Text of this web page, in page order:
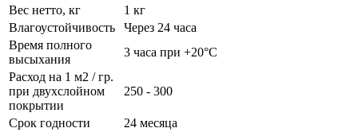
Вес нетто, кг
1 кг
Влагоустойчивость
Через 24 часа
Время полного
высыхания
3 часа при +20°С
Расход на 1 м2 / гр.
при двухслойном
покрытии
250 - 300
Срок годности
24 месяца